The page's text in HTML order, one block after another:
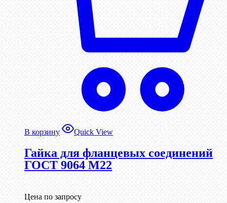
В корзину Quick View
Гайка для фланцевых соединений
ГОСТ 9064 М22
Цена по запросу